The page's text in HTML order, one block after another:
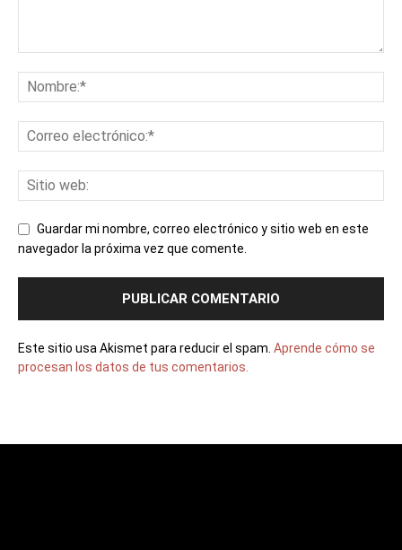
Guardar mi nombre, correo electrónico y sitio web en este
navegador la próxima vez que comente.
Este sitio usa Akismet para reducir el spam. Aprende cómo se
procesan los datos de tus comentarios.